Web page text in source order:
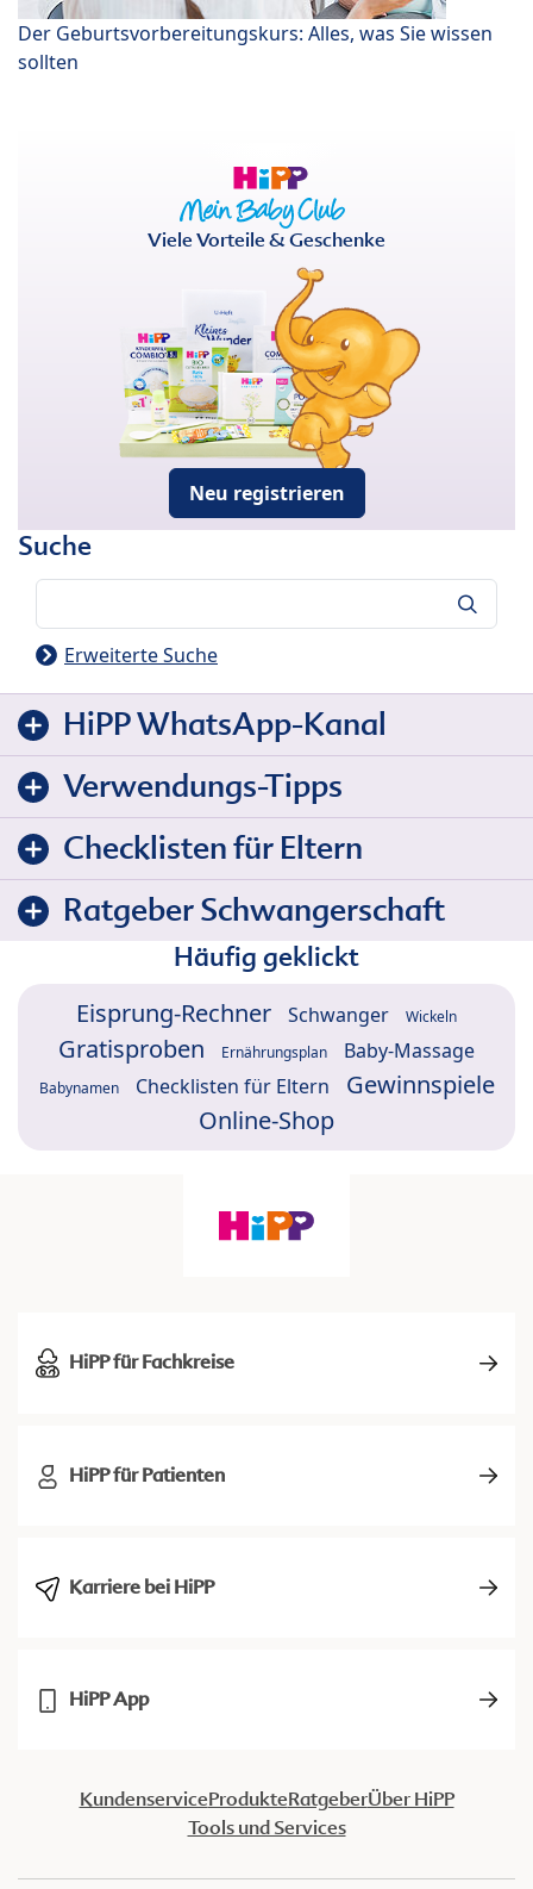
Der Geburtsvorbereitungskurs: Alles, was Sie wissen
sollten
Viele Vorteile & Geschenke
Neu registrieren
Suche
Erweiterte Suche
HiPP WhatsApp-Kanal
Verwendungs-Tipps
Checklisten für Eltern
Ratgeber Schwangerschaft
Häufig geklickt
Eisprung-Rechner Schwanger Wickeln
Gratisproben Ernährungsplan Baby-Massage
Babynamen Checklisten für Eltern
Gewinnspiele
Online-Shop
HiPP für Fachkreise
HiPP für Patienten
Karriere bei HiPP
HiPP App
KundenserviceProdukteRatgeberÜber HiPP
Tools und Services